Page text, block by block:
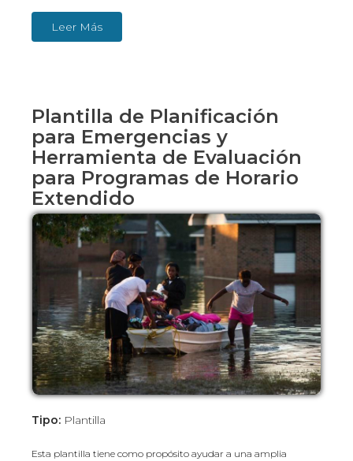
Leer Más
Plantilla de Planificación
para Emergencias y
Herramienta de Evaluación
para Programas de Horario
Extendido
Tipo: Plantilla
Esta plantilla tiene como propósito ayudar a una amplia